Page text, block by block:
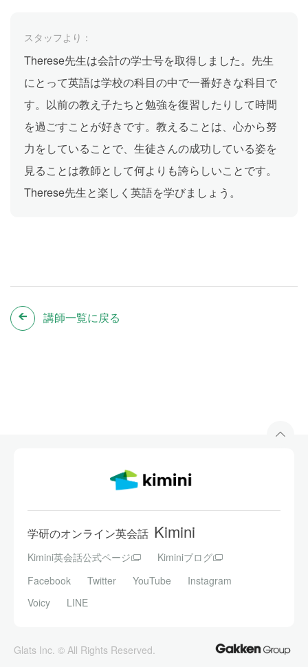
スタッフより：
Therese先生は会計の学士号を取得しました。先生
にとって英語は学校の科目の中で一番好きな科目で
す。以前の教え子たちと勉強を復習したりして時間
を過ごすことが好きです。教えることは、心から努
力をしていることで、生徒さんの成功している姿を
見ることは教師として何よりも誇らしいことです。
Therese先生と楽しく英語を学びましょう。
講師一覧に戻る
学研のオンライン英会話 Kimini
Kimini英会話公式ページ
Kiminiブログ
Facebook
Twitter YouTube
Instagram
Voicy
LINE
Glats Inc. © All Rights Reserved.